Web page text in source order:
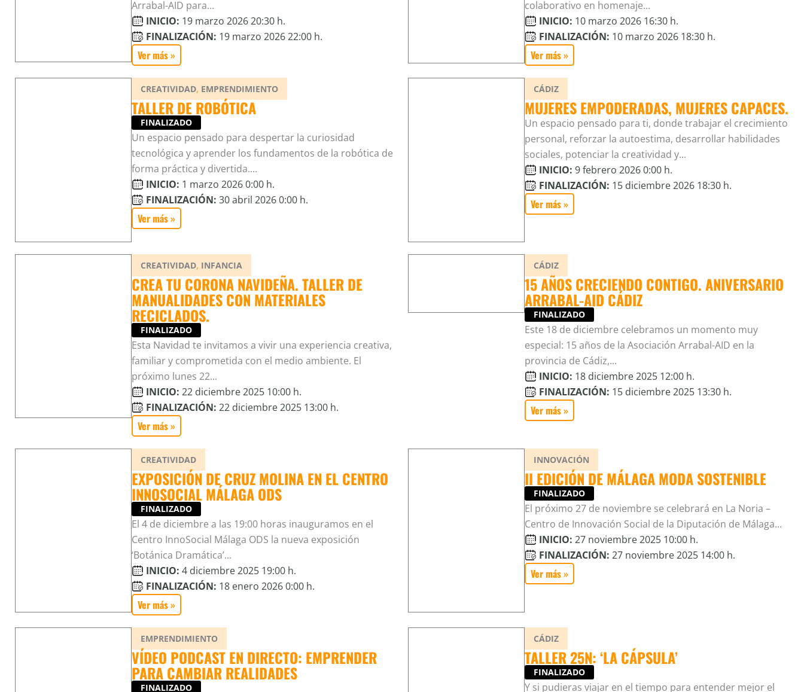
Arrabal-AID para...
INICIO: 19 marzo 2026 20:30 h.
FINALIZACIÓN: 19 marzo 2026 22:00 h.
Ver más »
colaborativo en homenaje...
INICIO: 10 marzo 2026 16:30 h.
FINALIZACIÓN: 10 marzo 2026 18:30 h.
Ver más »
CREATIVIDAD, EMPRENDIMIENTO
TALLER DE ROBÓTICA
FINALIZADO
Un espacio pensado para despertar la curiosidad
tecnológica y aprender los fundamentos de la robótica de
forma práctica y divertida....
INICIO: 1 marzo 2026 0:00 h.
FINALIZACIÓN: 30 abril 2026 0:00 h.
Ver más »
CÁDIZ
MUJERES EMPODERADAS, MUJERES CAPACES.
Un espacio pensado para ti, donde trabajar el crecimiento
personal, reforzar la autoestima, desarrollar habilidades
sociales, potenciar la creatividad y...
INICIO: 9 febrero 2026 0:00 h.
FINALIZACIÓN: 15 diciembre 2026 18:30 h.
Ver más »
CREATIVIDAD, INFANCIA
CREA TU CORONA NAVIDEÑA. TALLER DE
MANUALIDADES CON MATERIALES
RECICLADOS.
FINALIZADO
Esta Navidad te invitamos a vivir una experiencia creativa,
familiar y comprometida con el medio ambiente. El
próximo lunes 22...
INICIO: 22 diciembre 2025 10:00 h.
FINALIZACIÓN: 22 diciembre 2025 13:00 h.
Ver más »
CÁDIZ
15 AÑOS CRECIENDO CONTIGO. ANIVERSARIO
ARRABAL-AID CÁDIZ
FINALIZADO
Este 18 de diciembre celebramos un momento muy
especial: 15 años de la Asociación Arrabal-AID en la
provincia de Cádiz,...
INICIO: 18 diciembre 2025 12:00 h.
FINALIZACIÓN: 15 diciembre 2025 13:30 h.
Ver más »
CREATIVIDAD
EXPOSICIÓN DE CRUZ MOLINA EN EL CENTRO
INNOSOCIAL MÁLAGA ODS
FINALIZADO
El 4 de diciembre a las 19:00 horas inauguramos en el
Centro InnoSocial Málaga ODS la nueva exposición
‘Botánica Dramática’...
INICIO: 4 diciembre 2025 19:00 h.
FINALIZACIÓN: 18 enero 2026 0:00 h.
Ver más »
INNOVACIÓN
II EDICIÓN DE MÁLAGA MODA SOSTENIBLE
FINALIZADO
El próximo 27 de noviembre se celebrará en La Noria –
Centro de Innovación Social de la Diputación de Málaga...
INICIO: 27 noviembre 2025 10:00 h.
FINALIZACIÓN: 27 noviembre 2025 14:00 h.
Ver más »
EMPRENDIMIENTO
VÍDEO PODCAST EN DIRECTO: EMPRENDER
PARA CAMBIAR REALIDADES
FINALIZADO
CÁDIZ
TALLER 25N: ‘LA CÁPSULA’
FINALIZADO
Y si pudieras viajar en el tiempo para entender mejor el